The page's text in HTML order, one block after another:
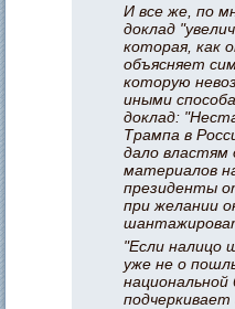
И все же, по
доклад
которая, как
объясняет
которую
иными
доклад:
Трампа в
дало
материалов
президенты
при желании
"Если
уже не о
национальной
подчеркивает